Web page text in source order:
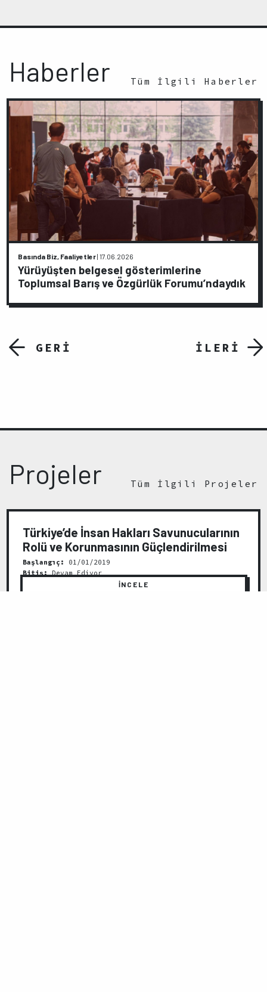
Haberler Tüm İlgili Haberler
GERİ
Basında Biz, Faaliyetler| 17.06.2026
Yürüyüşten belgesel gösterimlerine
Toplumsal Barış ve Özgürlük Forumu’ndaydık
İLERİ
Projeler Tüm İlgili Projeler
Türkiye’de İnsan Hakları Savunucularının
Rolü ve Korunmasının Güçlendirilmesi
Başlangıç:
01/01/2019
Bitiş:
Devam Ediyor
İNCELE